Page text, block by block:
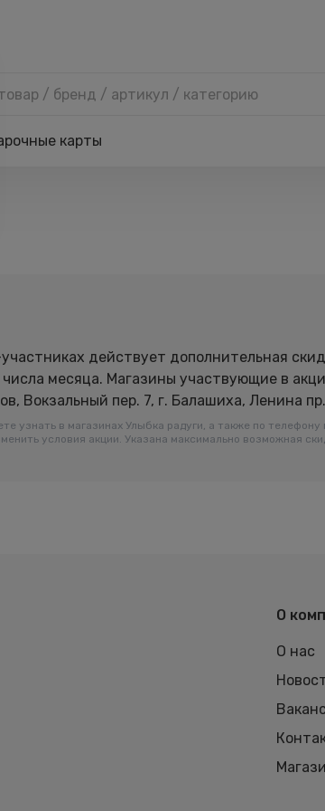
карты
действует дополнительная
месяца. Магазины участвующие в
Вокзальный пер. 7, г. Балашиха, Ленина
узнать в магазинах Улыбка радуги, а также по
условия акции. Указана максимально возможная
О
О нас